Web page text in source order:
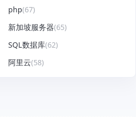
php(67)
新加坡服务器(65)
SQL数据库(62)
阿里云(58)